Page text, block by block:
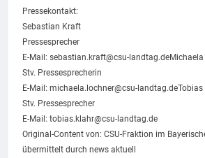
Pressekontakt:
Sebastian Kraft
Pressesprecher
E-Mail: sebastian.kraft@csu-landtag.deMichaela
Stv. Pressesprecherin
E-Mail: michaela.lochner@csu-landtag.deTobias
Stv. Pressesprecher
E-Mail: tobias.klahr@csu-landtag.de
Original-Content von: CSU-Fraktion im
übermittelt durch news aktuell